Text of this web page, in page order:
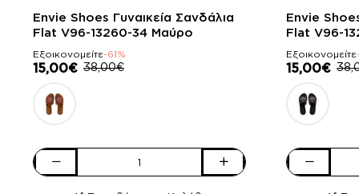
-61%
Envie Shoes Γυναικεία Σανδάλια
Flat V96-13260-34 Μαύρο
Εξοικονομείτε-61%
15,00€ 38,00€
Envie
-61%
Envie
Flat V96-
Εξοικονομείτε
15,00€
Envie